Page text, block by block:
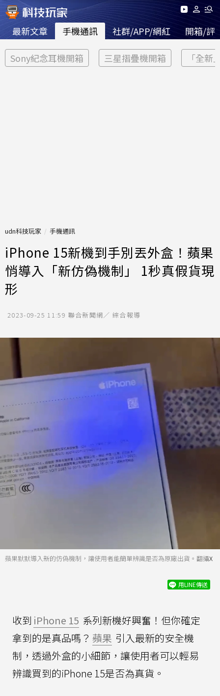
最新文章 手機通訊 社群/APP/網紅 開箱/評
Sony紀念耳機開箱 三星摺疊機開箱 「全新
udn科技玩家 手機通訊
iPhone 15新機到手別丟外盒！蘋果
悄導入「新仿偽機制」 1秒真假貨現
形
2023-09-25 11:59 聯合新聞網／ 綜合報導
蘋果默默導入新的仿偽機制，讓使用者能簡單辨識是否為原廠出貨。翻攝X
用LINE傳送
收到 iPhone 15 系列新機好興奮！但你確定
拿到的是真品嗎？ 蘋果 引入最新的安全機
制，透過外盒的小細節，讓使用者可以輕易
辨識買到的iPhone 15是否為真貨。